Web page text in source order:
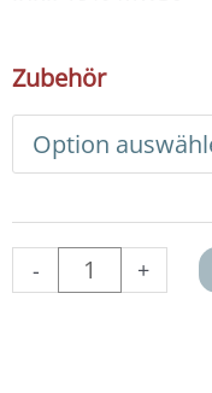
Zubehör
-
DIY
Armband
Basic
Set
Swarovski
mm
(white
opal)
+